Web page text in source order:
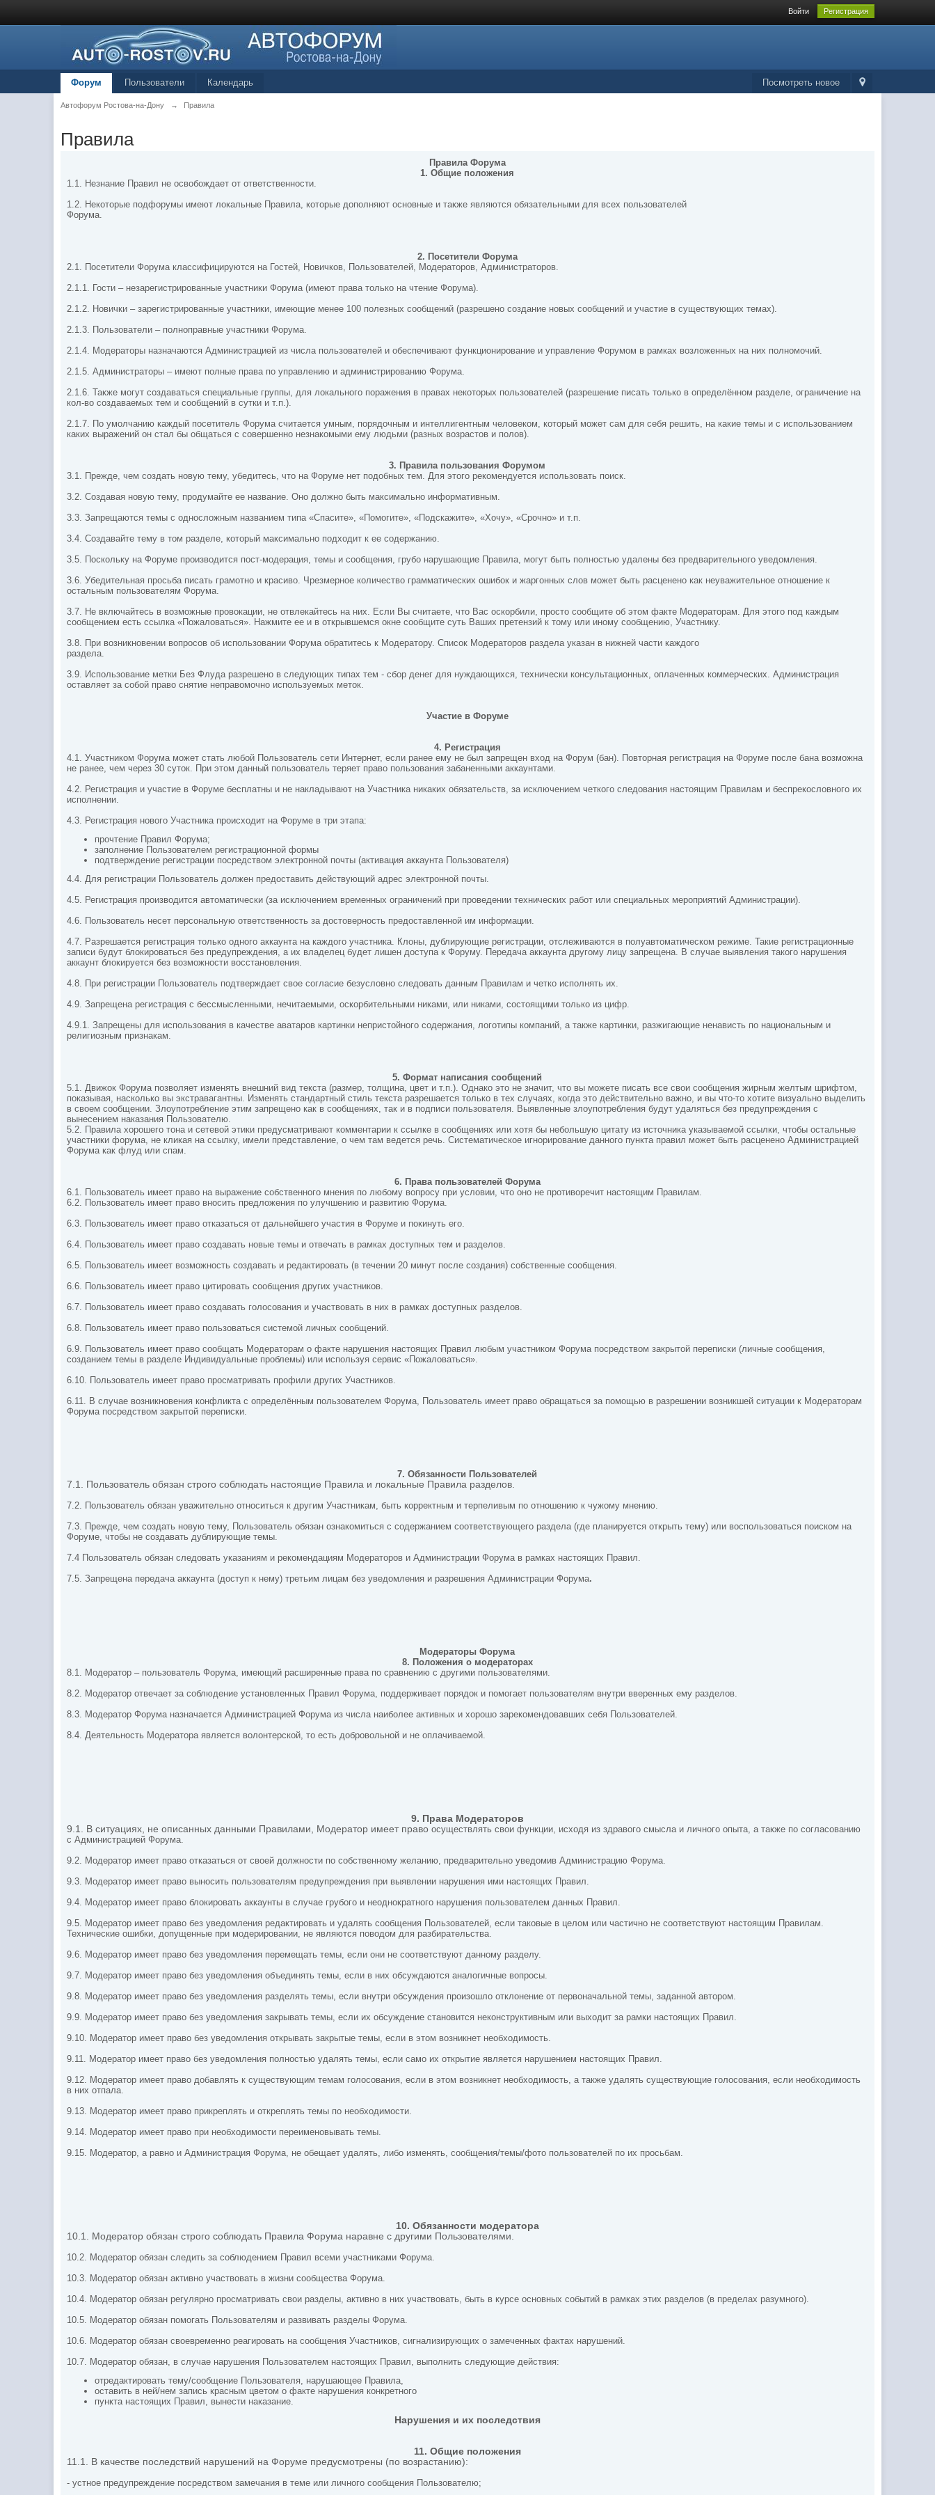
Войти Регистрация
Посмотреть новое
Форум Пользователи Календарь
Автофорум Ростова-на-Дону → Правила
Правила
Правила Форума
1. Общие положения
1.1. Незнание Правил не освобождает от ответственности.
1.2. Некоторые подфорумы имеют локальные Правила, которые дополняют основные и также являются обязательными для всех пользователей
Форума.
2. Посетители Форума
2.1. Посетители Форума классифицируются на Гостей, Новичков, Пользователей, Модераторов, Администраторов.
2.1.1. Гости – незарегистрированные участники Форума (имеют права только на чтение Форума).
2.1.2. Новички – зарегистрированные участники, имеющие менее 100 полезных сообщений (разрешено создание новых сообщений и участие в существующих темах).
2.1.3. Пользователи – полноправные участники Форума.
2.1.4. Модераторы назначаются Администрацией из числа пользователей и обеспечивают функционирование и управление Форумом в рамках возложенных на них полномочий.
2.1.5. Администраторы – имеют полные права по управлению и администрированию Форума.
2.1.6. Также могут создаваться специальные группы, для локального поражения в правах некоторых пользователей (разрешение писать только в определённом разделе, ограничение на
кол-во создаваемых тем и сообщений в сутки и т.п.).
2.1.7. По умолчанию каждый посетитель Форума считается умным, порядочным и интеллигентным человеком, который может сам для себя решить, на какие темы и с использованием
каких выражений он стал бы общаться с совершенно незнакомыми ему людьми (разных возрастов и полов).
3. Правила пользования Форумом
3.1. Прежде, чем создать новую тему, убедитесь, что на Форуме нет подобных тем. Для этого рекомендуется использовать поиск.
3.2. Создавая новую тему, продумайте ее название. Оно должно быть максимально информативным.
3.3. Запрещаются темы с односложным названием типа «Спасите», «Помогите», «Подскажите», «Хочу», «Срочно» и т.п.
3.4. Создавайте тему в том разделе, который максимально подходит к ее содержанию.
3.5. Поскольку на Форуме производится пост-модерация, темы и сообщения, грубо нарушающие Правила, могут быть полностью удалены без предварительного уведомления.
3.6. Убедительная просьба писать грамотно и красиво. Чрезмерное количество грамматических ошибок и жаргонных слов может быть расценено как неуважительное отношение к
остальным пользователям Форума.
3.7. Не включайтесь в возможные провокации, не отвлекайтесь на них. Если Вы считаете, что Вас оскорбили, просто сообщите об этом факте Модераторам. Для этого под каждым
сообщением есть ссылка «Пожаловаться». Нажмите ее и в открывшемся окне сообщите суть Ваших претензий к тому или иному сообщению, Участнику.
3.8. При возникновении вопросов об использовании Форума обратитесь к Модератору. Список Модераторов раздела указан в нижней части каждого
раздела.
3.9. Использование метки Без Флуда разрешено в следующих типах тем - сбор денег для нуждающихся, технически консультационных, оплаченных коммерческих. Администрация
оставляет за собой право снятие неправомочно используемых меток.
Участие в Форуме
4. Регистрация
4.1. Участником Форума может стать любой Пользователь сети Интернет, если ранее ему не был запрещен вход на Форум (бан). Повторная регистрация наФоруме после бана возможна
не ранее, чем через 30 суток. При этом данный пользователь теряет право пользования забаненными аккаунтами.
4.2. Регистрация и участие в Форуме бесплатны и не накладывают на Участника никаких обязательств, за исключением четкого следования настоящим Правилам и беспрекословного их
исполнении.
4.3. Регистрация нового Участника происходит на Форуме в три этапа:
прочтение Правил Форума;
заполнение Пользователем регистрационной формы
подтверждение регистрации посредством электронной почты (активация аккаунта Пользователя)
4.4. Для регистрации Пользователь должен предоставить действующий адрес электронной почты.
4.5. Регистрация производится автоматически (за исключением временных ограничений при проведении технических работ или специальных мероприятий Администрации).
4.6. Пользователь несет персональную ответственность за достоверность предоставленной им информации.
4.7. Разрешается регистрация только одного аккаунта на каждого участника. Клоны, дублирующие регистрации, отслеживаются в полуавтоматическом режиме. Такие регистрационные
записи будут блокироваться без предупреждения, а их владелец будет лишен доступа к Форуму. Передача аккаунта другому лицу запрещена. В случае выявления такого нарушения
аккаунт блокируется без возможности восстановления.
4.8. При регистрации Пользователь подтверждает свое согласие безусловно следовать данным Правилам и четко исполнять их.
4.9. Запрещена регистрация с бессмысленными, нечитаемыми, оскорбительными никами, или никами, состоящими только из цифр.
4.9.1. Запрещены для использования в качестве аватаров картинки непристойного содержания, логотипы компаний, а также картинки, разжигающие ненависть по национальным и
религиозным признакам.
5. Формат написания сообщений
5.1. Движок Форума позволяет изменять внешний вид текста (размер, толщина, цвет и т.п.). Однако это не значит, что вы можете писать все своисообщения жирным желтым шрифтом,
показывая, насколько вы экстравагантны. Изменять стандартный стиль текста разрешается только в тех случаях, когда это действительно важно, и вы что-то хотите визуально выделить
в своем сообщении. Злоупотребление этим запрещено как в сообщениях, так и в подписи пользователя. Выявленные злоупотребления будут удаляться без предупреждения с
вынесением наказания Пользователю.
5.2. Правила хорошего тона и сетевой этики предусматривают комментарии к ссылке в сообщениях или хотя бы небольшую цитату из источника указываемой ссылки, чтобы остальные
участники форума, не кликая на ссылку, имели представление, о чем там ведется речь. Систематическое игнорирование данного пункта правил может быть расценено Администрацией
Форума как флуд или спам.
6. Права пользователей Форума
6.1. Пользователь имеет право на выражение собственного мнения по любому вопросу при условии, что оно не противоречит настоящим Правилам.
6.2. Пользователь имеет право вносить предложения по улучшению и развитию Форума.
6.3. Пользователь имеет право отказаться от дальнейшего участия в Форуме и покинуть его.
6.4. Пользователь имеет право создавать новые темы и отвечать в рамках доступных тем и разделов.
6.5. Пользователь имеет возможность создавать и редактировать (в течении 20 минут после создания) собственные сообщения.
6.6. Пользователь имеет право цитировать сообщения других участников.
6.7. Пользователь имеет право создавать голосования и участвовать в них в рамках доступных разделов.
6.8. Пользователь имеет право пользоваться системой личных сообщений.
6.9. Пользователь имеет право сообщать Модераторам о факте нарушения настоящих Правил любым участником Форума посредством закрытой переписки (личные сообщения,
созданием темы в разделе Индивидуальные проблемы) или используя сервис «Пожаловаться».
6.10. Пользователь имеет право просматривать профили других Участников.
6.11. В случае возникновения конфликта с определённым пользователем Форума, Пользователь имеет право обращаться за помощью в разрешении возникшей ситуации к Модераторам
Форума посредством закрытой переписки.
7. Обязанности Пользователей
7.1. Пользователь обязан строго соблюдать настоящие Правила и локальные Правила разделов.
7.2. Пользователь обязан уважительно относиться к другим Участникам, быть корректным и терпеливым по отношению к чужому мнению.
7.3. Прежде, чем создать новую тему, Пользователь обязан ознакомиться ссодержанием соответствующего раздела (где планируется открыть тему) или воспользоваться поиском на
Форуме, чтобы не создавать дублирующие темы.
7.4 Пользователь обязан следовать указаниям и рекомендациям Модераторов и Администрации Форума в рамках настоящих Правил.
7.5. Запрещена передача аккаунта (доступ к нему) третьим лицам без уведомления и разрешения Администрации Форума.
Модераторы Форума
8. Положения о модераторах
8.1. Модератор – пользователь Форума, имеющий расширенные права по сравнению с другими пользователями.
8.2. Модератор отвечает за соблюдение установленных Правил Форума, поддерживает порядок и помогает пользователям внутри вверенных ему разделов.
8.3. Модератор Форума назначается Администрацией Форума из числа наиболее активных и хорошо зарекомендовавших себя Пользователей.
8.4. Деятельность Модератора является волонтерской, то есть добровольной и не оплачиваемой.
9. Права Модераторов
9.1. В ситуациях, не описанных данными Правилами, Модератор имеет правоосуществлять свои функции, исходя из здравого смысла и личного опыта, атакже по согласованию
с Администрацией Форума.
9.2. Модератор имеет право отказаться от своей должности по собственному желанию, предварительно уведомив Администрацию Форума.
9.3. Модератор имеет право выносить пользователям предупреждения при выявлении нарушения ими настоящих Правил.
9.4. Модератор имеет право блокировать аккаунты в случае грубого и неоднократного нарушения пользователем данных Правил.
9.5. Модератор имеет право без уведомления редактировать и удалять сообщения Пользователей, если таковые в целом или частично не соответствуют настоящим Правилам.
Технические ошибки, допущенные при модерировании, не являются поводом для разбирательства.
9.6. Модератор имеет право без уведомления перемещать темы, если они не соответствуют данному разделу.
9.7. Модератор имеет право без уведомления объединять темы, если в них обсуждаются аналогичные вопросы.
9.8. Модератор имеет право без уведомления разделять темы, если внутри обсуждения произошло отклонение от первоначальной темы, заданной автором.
9.9. Модератор имеет право без уведомления закрывать темы, если их обсуждение становится неконструктивным или выходит за рамки настоящих Правил.
9.10. Модератор имеет право без уведомления открывать закрытые темы, если в этом возникнет необходимость.
9.11. Модератор имеет право без уведомления полностью удалять темы, если само их открытие является нарушением настоящих Правил.
9.12. Модератор имеет право добавлять к существующим темам голосования, если в этом возникнет необходимость, а также удалять существующие голосования, если необходимость
в них отпала.
9.13. Модератор имеет право прикреплять и откреплять темы по необходимости.
9.14. Модератор имеет право при необходимости переименовывать темы.
9.15. Модератор, а равно и Администрация Форума, не обещает удалять, либо изменять, сообщения/темы/фото пользователей по их просьбам.
10. Обязанности модератора
10.1. Модератор обязан строго соблюдать Правила Форума наравне с другими Пользователями.
10.2. Модератор обязан следить за соблюдением Правил всеми участниками Форума.
10.3. Модератор обязан активно участвовать в жизни сообщества Форума.
10.4. Модератор обязан регулярно просматривать свои разделы, активно в них участвовать, быть в курсе основных событий в рамках этих разделов (в пределах разумного).
10.5. Модератор обязан помогать Пользователям и развивать разделы Форума.
10.6. Модератор обязан своевременно реагировать на сообщения Участников, сигнализирующих о замеченных фактах нарушений.
10.7. Модератор обязан, в случае нарушения Пользователем настоящих Правил, выполнить следующие действия:
отредактировать тему/сообщение Пользователя, нарушающее Правила,
оставить в ней/нем запись красным цветом о факте нарушения конкретного
пункта настоящих Правил, вынести наказание.
Нарушения и их последствия
11. Общие положения
11.1. В качестве последствий нарушений на Форуме предусмотрены (по возрастанию):
- устное предупреждение посредством замечания в теме или личного сообщения Пользователю;